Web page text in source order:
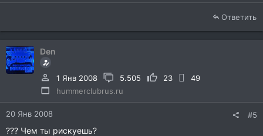
Ответить
Den
1 Янв 2008 5.505 23
49
hummerclubrus.ru
20 Янв 2008 #5
??? Чем ты рискуешь?